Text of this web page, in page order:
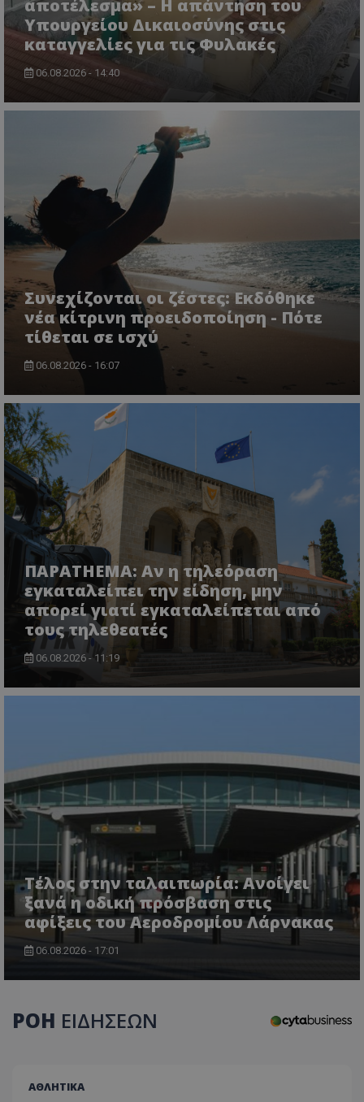
αποτέλεσμα» – Η απάντηση του
Υπουργείου Δικαιοσύνης στις
καταγγελίες για τις Φυλακές
06.08.2026 - 14:40
Συνεχίζονται οι ζέστες: Εκδόθηκε
νέα κίτρινη προειδοποίηση - Πότε
τίθεται σε ισχύ
06.08.2026 - 16:07
ΠΑΡΑTHEMA: Αν η τηλεόραση
εγκαταλείπει την είδηση, μην
απορεί γιατί εγκαταλείπεται από
τους τηλεθεατές
06.08.2026 - 11:19
Τέλος στην ταλαιπωρία: Ανοίγει
ξανά η οδική πρόσβαση στις
αφίξεις του Αεροδρομίου Λάρνακας
06.08.2026 - 17:01
ΡΟΗ ΕΙΔΗΣΕΩΝ
ΑΘΛΗΤΙΚΑ